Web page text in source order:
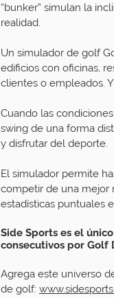
“bunker” simulan la
realidad.
Un simulador de golf
edificios con oficinas,
clientes o empleados.
Cuando las
swing de una forma
y disfrutar del deporte.
El simulador permite
competir de una mejor
estadísticas puntuales
Side Sports es el
consecutivos por Golf
Agrega este universo
de golf: